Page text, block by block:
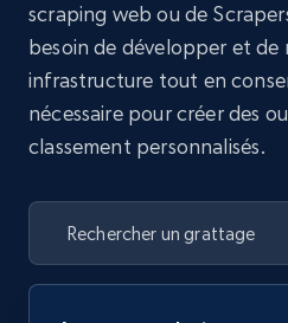
scraping web ou de
besoin de développer et de
infrastructure tout en
nécessaire pour créer des
classement personnalisés.